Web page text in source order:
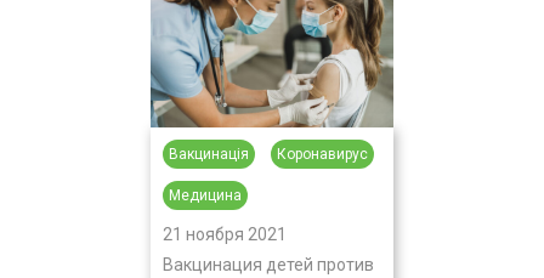
Вакцинація Коронавирус
Медицина
21 ноября 2021
Вакцинация детей против